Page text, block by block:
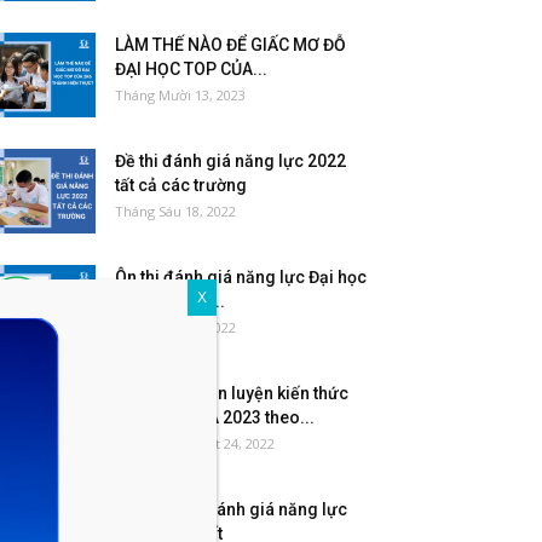
LÀM THẾ NÀO ĐỂ GIẤC MƠ ĐỖ
ĐẠI HỌC TOP CỦA...
Tháng Mười 13, 2023
Đề thi đánh giá năng lực 2022
tất cả các trường
Tháng Sáu 18, 2022
Ôn thi đánh giá năng lực Đại học
Quốc gia Hà...
Tháng Sáu 16, 2022
Hướng dẫn Ôn luyện kiến thức
thi ĐGNL HSA 2023 theo...
Tháng Mười Một 24, 2022
Sách ôn thi đánh giá năng lực
2023 hay nhất
X